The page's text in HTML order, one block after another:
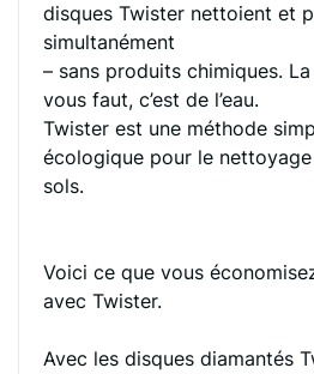
disques Twister nettoient et
simultanément
– sans produits chimiques. La
vous faut, c’est de l’eau.
Twister est une méthode
écologique pour le
sols.
Voici ce que vous
avec Twister.
Avec les disques diamantés